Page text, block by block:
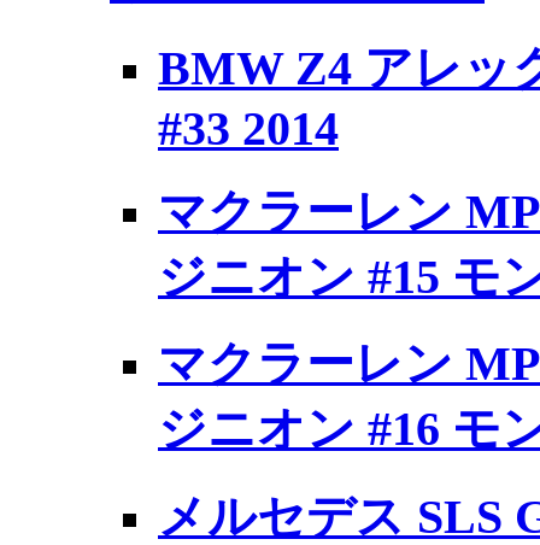
BMW Z4 アレッ
#33 2014
マクラーレン
ジニオン #15 モ
マクラーレン
ジニオン #16 モ
メルセデス SLS